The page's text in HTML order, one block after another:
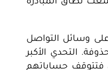
وسائل التواصل
التحدي الأكبر
حساباتهم